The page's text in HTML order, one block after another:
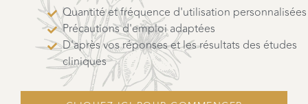
Quantité et fréquence d'utilisation personnalisées
Précautions d'emploi adaptées
D'après vos réponses et les résultats des études
cliniques